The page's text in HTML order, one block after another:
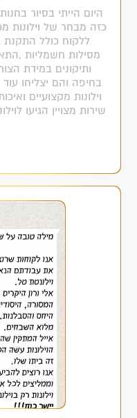
היום הייתי בסיור
כזה מבחר של וילונות
ללקוח כולל התקנת
מסילות חשמליות
ותיקונים במידת
בחיפה והם יצליחו
וילונות מקצועיים
שירות מצויין הגיעו